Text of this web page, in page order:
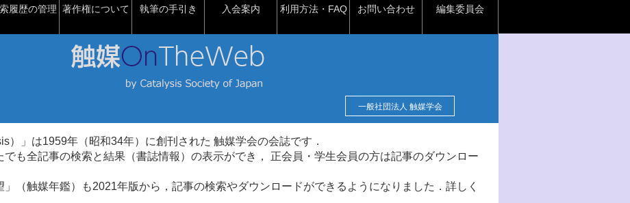
履歴の管理 著作権について 執筆の手引き 入会案内 利用方法・FAQ お問い合わせ 編集委員会
一般社団法人 触媒学会
）」は1959年（昭和34年）に創刊された 触媒学会の会誌です．
でも全記事の検索と結果（書誌情報）の表示ができ， 正会員・学生会員の方は記事のダウンロー
（触媒年鑑）も2021年版から，記事の検索やダウンロードができるようになりました．詳しく